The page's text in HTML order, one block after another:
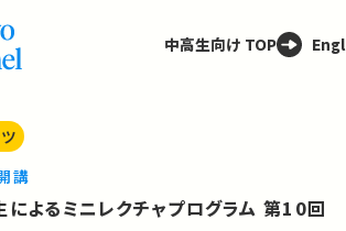
中高生向け TOP
講
によるミニレクチャプログラム 第10回